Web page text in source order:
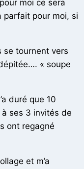
moi ce sera
parfait pour moi, si
se tournent vers
« soupe
duré que 10
à ses 3 invités de
ont regagné
et m’a